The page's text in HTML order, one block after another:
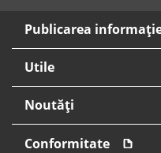
Publicarea
Utile
Noutăți
Conformitate